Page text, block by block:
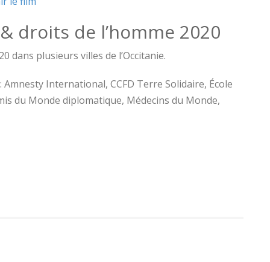
droits de l’homme 2020
dans plusieurs villes de l’Occitanie.
International, CCFD Terre Solidaire, École
du Monde diplomatique, Médecins du Monde,